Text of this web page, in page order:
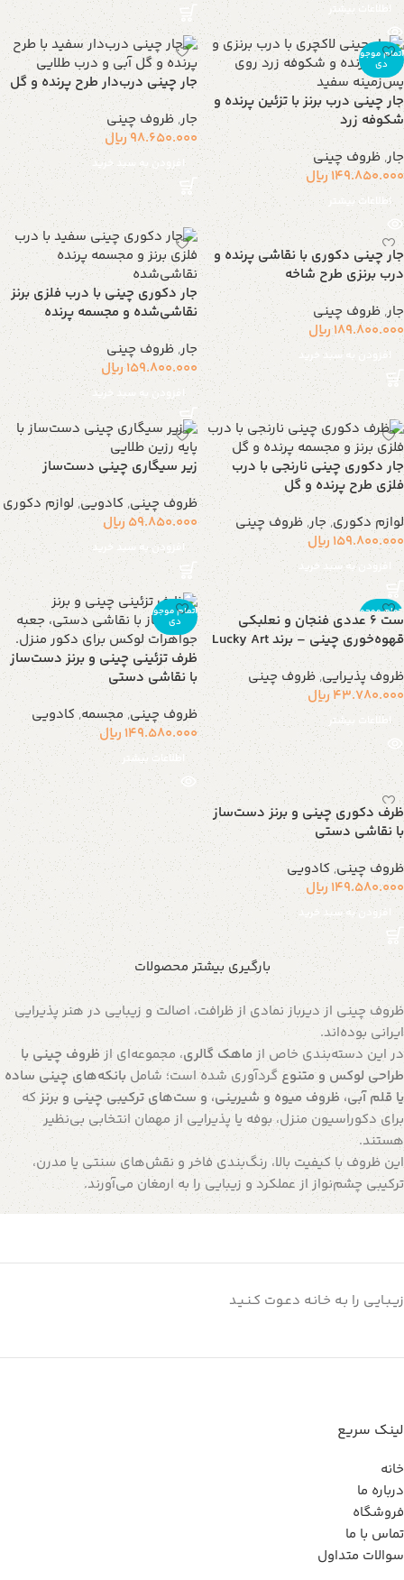
اطلاعات بیشتر
اتمام موجو
دی
جار چینی درب برنز با تزئین پرنده و
شکوفه زرد
جار, ظروف چینی
149.850.000 ریال
اطلاعات بیشتر
جار چینی درب‌دار طرح پرنده و گل
جار,ظروف چینی
98.650.000 ریال
افزودن به سبد خرید
جار چینی دکوری با نقاشی پرنده و
درب برنزی طرح شاخه
جار,ظروف چینی
189.800.000ریال
افزودن به سبد خرید
جار دکوری چینی با درب فلزی برنز
نقاشی‌شده و مجسمه پرنده
جار,ظروف چینی
159.800.000 ریال
افزودن به سبد خرید
جار دکوری چینی نارنجی با درب
فلزی طرح پرنده و گل
لوازم دکوری,جار,ظروف چینی
159.800.000 ریال
افزودن به سبد خرید
زیر سیگاری چینی دست‌ساز
ظروف چینی,کادویی,لوازم دکوری
59.850.000 ریال
افزودن به سبد خرید
اتمام موجو
دی
ست 6 عددی فنجان و نعلبکی
قهوه‌خوری چینی – برند Lucky Art
ظروف پذیرایی,ظروف چینی
43.780.000ریال
اطلاعات بیشتر
اتمام موجو
دی
ظرف تزئینی چینی و برنز دست‌ساز
با نقاشی دستی
ظروف چینی,مجسمه,کادویی
149.580.000ریال
اطلاعات بیشتر
ظرف دکوری چینی و برنز دست‌ساز
با نقاشی دستی
ظروف چینی,کادویی
149.580.000ریال
افزودن به سبد خرید
بارگیری بیشتر محصولات
ظروف چینی از دیرباز نمادی از ظرافت، اصالت و زیبایی در هنر پذیرایی
ایرانی بوده‌اند.
در این دسته‌بندی خاص ازماهک گالری، مجموعه‌ای ازظروف چینی با
طراحی‌ لوکس و متنوعگردآوری شده است؛ شامل بانکه‌های چینی ساده
یا قلم آبی، ظروف میوه و شیرینی، و ست‌های ترکیبی چینی و برنزکه
برای دکوراسیون منزل، بوفه یا پذیرایی از مهمان انتخابی بی‌نظیر
هستند.
این ظروف با کیفیت بالا، رنگ‌بندی فاخر و نقش‌های سنتی یا مدرن،
ترکیبی چشم‌نواز از عملکرد و زیبایی را به ارمغان می‌آورند.
زیـبـایـی را بـه خـانـه دعـوت کـنـیـد
لینک سریع
خانه
درباره ما
فروشگاه
تماس با ما
سوالات متداول